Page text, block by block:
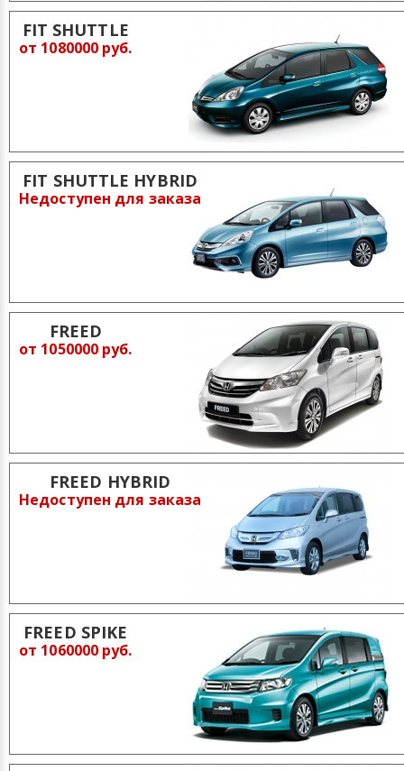
FIT SHUTTLE
от 1080000 руб.
FIT SHUTTLE HYBRID
Недоступен для заказа
FREED
от 1050000 руб.
FREED HYBRID
Недоступен для заказа
FREED SPIKE
от 1060000 руб.